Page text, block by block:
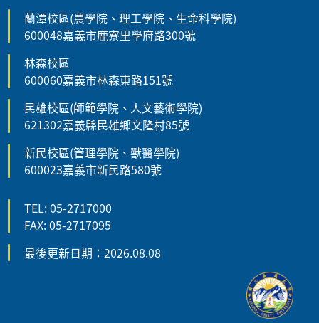
蘭潭校區(農學院、理工學院、生命科學院)
600048嘉義市鹿寮里學府路300號
林森校區
600060嘉義市林森東路151號
民雄校區(師範學院、人文藝術學院)
621302嘉義縣民雄鄉文隆村85號
新民校區(管理學院、獸醫學院)
600023嘉義市新民路580號
TEL: 05-2717000
FAX: 05-2717095
最後更新日期：2026.08.08